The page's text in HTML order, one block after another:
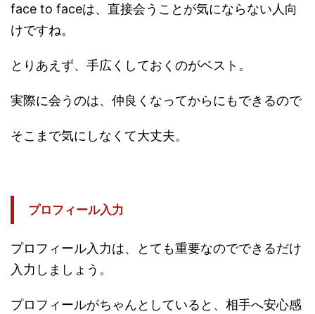
face to faceは、直接会うことが気にならない人向
けですね。
とりあえず、手広くしておくのがベスト。
実際に会うのは、仲良くなってからにもできるので
そこまで気にしなくて大丈夫。
プロフィール入力
プロフィール入力は、とても重要なのでできるだけ
入力しましょう。
プロフィールがちゃんとしていると、相手へ安心感